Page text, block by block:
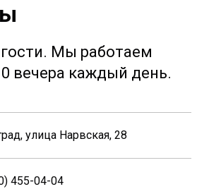
Мы работаем
вечера каждый день.
улица Нарвская, 28
455-04-04